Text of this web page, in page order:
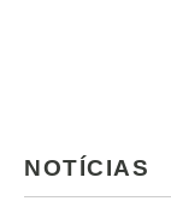
NOTÍCIAS